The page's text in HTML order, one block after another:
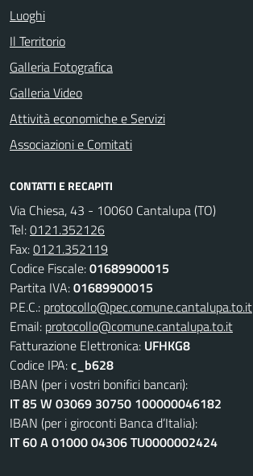
Luoghi
Il Territorio
Galleria Fotografica
Galleria Video
Attività economiche e Servizi
Associazioni e Comitati
CONTATTI E RECAPITI
Via Chiesa, 43 - 10060 Cantalupa (TO)
Tel:0121.352126
Fax:0121.352119
Codice Fiscale:01689900015
Partita IVA:01689900015
P.E.C.: protocollo@pec.comune.cantalupa.to.it
Email: protocollo@comune.cantalupa.to.it
Fatturazione Elettronica: UFHKG8
Codice IPA:c_b628
IBAN (per i vostri bonifici bancari):
IT 85 W 03069 30750 100000046182
IBAN (per i giroconti Banca d’Italia):
IT 60 A 01000 04306 TU0000002424